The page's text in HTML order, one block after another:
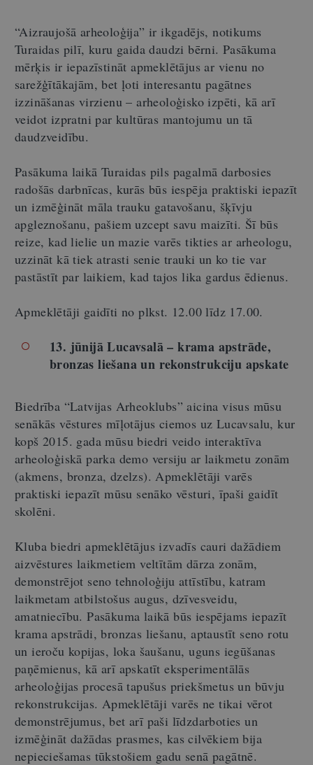
“Aizraujošā arheoloģija” ir ikgadējs, notikums
Turaidas pilī, kuru gaida daudzi bērni. Pasākuma
mērķis ir iepazīstināt apmeklētājus ar vienu no
sarežģītākajām, bet ļoti interesantu pagātnes
izzināšanas virzienu – arheoloģisko izpēti, kā arī
veidot izpratni par kultūras mantojumu un tā
daudzveidību.
Pasākuma laikā Turaidas pils pagalmā darbosies
radošās darbnīcas, kurās būs iespēja praktiski iepazīt
un izmēģināt māla trauku gatavošanu, šķīvju
apgleznošanu, pašiem uzcept savu maizīti. Šī būs
reize, kad lielie un mazie varēs tikties ar arheologu,
uzzināt kā tiek atrasti senie trauki un ko tie var
pastāstīt par laikiem, kad tajos lika gardus ēdienus.
Apmeklētāji gaidīti no plkst. 12.00 līdz 17.00.
13. jūnijā Lucavsalā – krama apstrāde,
bronzas liešana un rekonstrukciju apskate
Biedrība “Latvijas Arheoklubs” aicina visus mūsu
senākās vēstures mīļotājus ciemos uz Lucavsalu, kur
kopš 2015. gada mūsu biedri veido interaktīva
arheoloģiskā parka demo versiju ar laikmetu zonām
(akmens, bronza, dzelzs). Apmeklētāji varēs
praktiski iepazīt mūsu senāko vēsturi, īpaši gaidīt
skolēni.
Kluba biedri apmeklētājus izvadīs cauri dažādiem
aizvēstures laikmetiem veltītām dārza zonām,
demonstrējot seno tehnoloģiju attīstību, katram
laikmetam atbilstošus augus, dzīvesveidu,
amatniecību. Pasākuma laikā būs iespējams iepazīt
krama apstrādi, bronzas liešanu, aptaustīt seno rotu
un ieroču kopijas, loka šaušanu, uguns iegūšanas
paņēmienus, kā arī apskatīt eksperimentālās
arheoloģijas procesā tapušus priekšmetus un būvju
rekonstrukcijas. Apmeklētāji varēs ne tikai vērot
demonstrējumus, bet arī paši līdzdarboties un
izmēģināt dažādas prasmes, kas cilvēkiem bija
nepieciešamas tūkstošiem gadu senā pagātnē.